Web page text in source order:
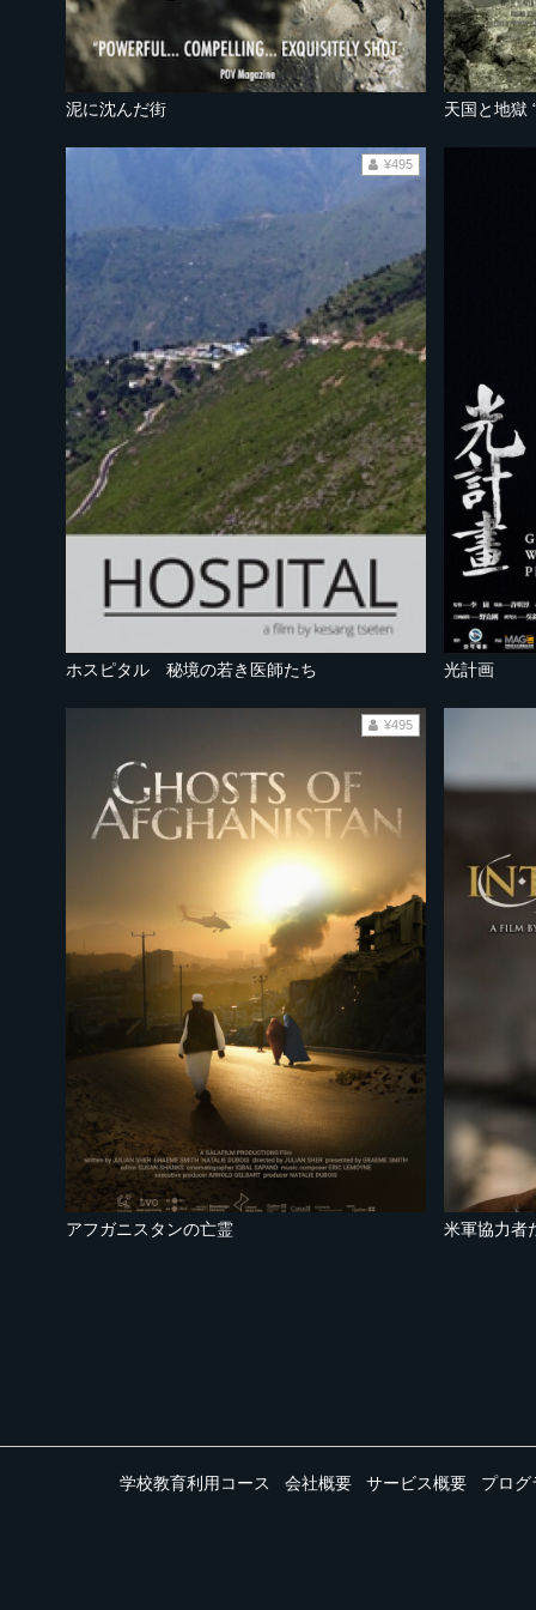
泥に沈んだ街 天国と地獄
ホスピタル 秘境の若き医師たち
¥495
光計画
アフガニスタンの亡霊
¥495
学校教育利用コース 会社概要 サービス概要 プログ